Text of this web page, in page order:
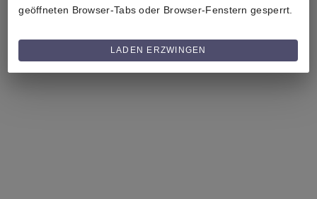
geöffneten Browser-Tabs oder Browser-Fenstern gesperrt.
LADEN ERZWINGEN